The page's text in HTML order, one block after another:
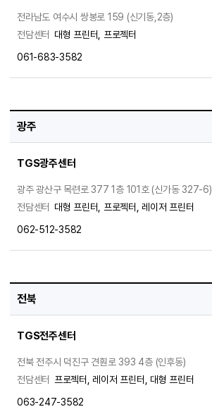
전라남도 여수시 쌍봉로 159 (신기동,2층)
전담센터
대형 프린터, 프로젝터
061-683-3582
광주
TGS광주센터
광주 광산구 목련로 377 1층 101호 (신가동 327-6)
전담센터
대형 프린터, 프로젝터, 레이저 프린터
062-512-3582
전북
TGS전주센터
전북 전주시 덕진구 견훤로 393 4층 (인후동)
전담센터
프로젝터, 레이저 프린터, 대형 프린터
063-247-3582